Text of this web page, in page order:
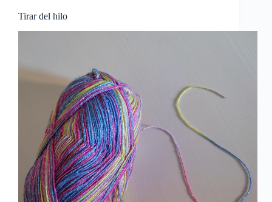
Tirar del hilo